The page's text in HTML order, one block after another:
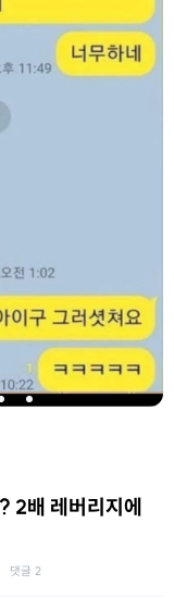
2배 레버리지에
댓글 2